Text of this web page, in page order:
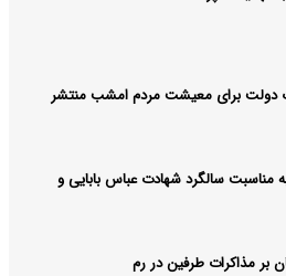
دولت برای معیشت مردم امشب منتشر
مناسبت سالگرد شهادت عباس بابایی و
بر مذاکرات طرفین در رم